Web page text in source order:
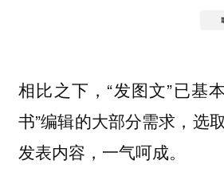
相比之下，“发图文”已基
书”编辑的大部分需求，选
发表内容，一气呵成。